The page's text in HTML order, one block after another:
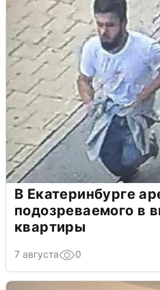
В Екатеринбурге
подозреваемого в
квартиры
7 августа 0